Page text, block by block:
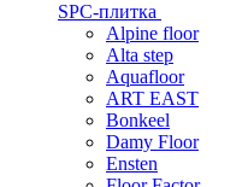
SPC-плитка
Alpine floor
Alta step
Aquafloor
ART EAST
Bonkeel
Damy Floor
Ensten